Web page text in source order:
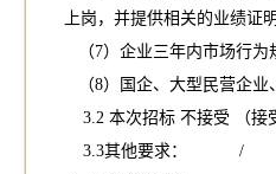
上岗，并提供相关的业绩证
（7）企业三年内市场行为
（8）国企、大型民营企业
3.2 本次招标 不接受 （
3.3其他要求： /